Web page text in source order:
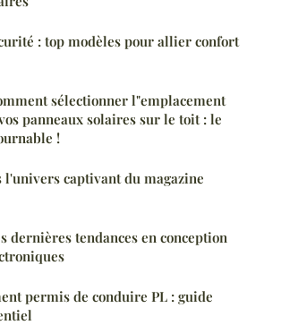
: top modèles pour allier confort
sélectionner l"emplacement
panneaux solaires sur le toit : le
!
l'univers captivant du magazine
dernières tendances en conception
permis de conduire PL : guide